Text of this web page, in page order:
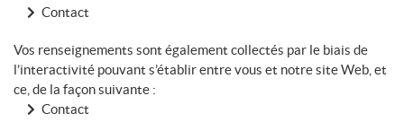
Contact
Vos renseignements sont également collectés par le biais de
l’interactivité pouvant s’établir entre vous et notre site Web, et
ce, de la façon suivante :
Contact